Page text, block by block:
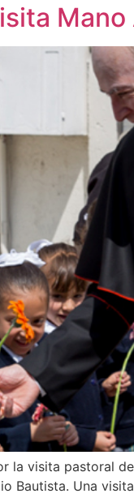
visita pastoral
Bautista. Una